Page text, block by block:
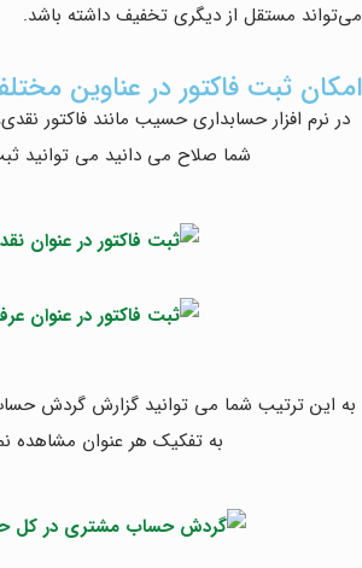
می‌تواند مستقل از دیگری تخفیف داشته باشد.
امکان ثبت فاکتور در عناوین
در نرم افزار حسابداری حسیب مانند فاکتور
شما صلاح می دانید می توانید
به این ترتیب شما می توانید گزارش گردش
به تفکیک هر عنوان مشاهده